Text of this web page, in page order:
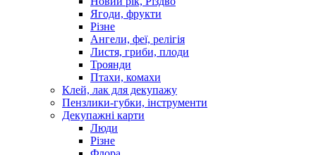
Ягоди, фрукти
Різне
Ангели, феї, релігія
Листя, гриби, плоди
Троянди
Птахи, комахи
Клей, лак для декупажу
Пензлики-губки, інструменти
Декупажні карти
Люди
Різне